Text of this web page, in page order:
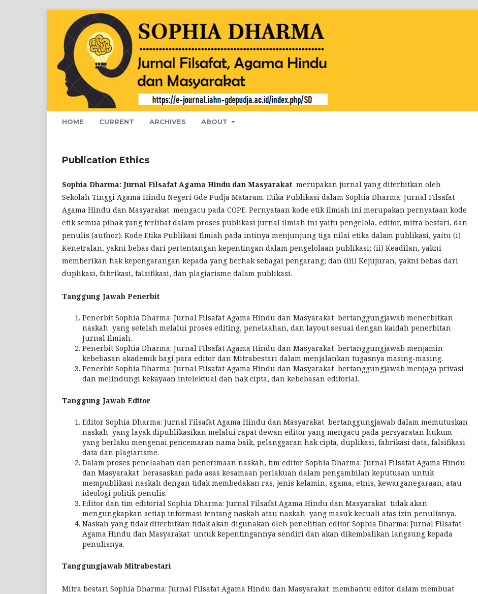
HOME CURRENT ARCHIVES ABOUT
Publication Ethics
Sophia Dharma: Jurnal Filsafat Agama Hindu dan Masyarakat merupakan jurnal yang diterbitkan oleh
Sekolah Tinggi Agama Hindu Negeri Gde Pudja Mataram. Etika Publikasi dalam Sophia Dharma: Jurnal Filsafat
Agama Hindu dan Masyarakat mengacu pada COPE. Pernyataan kode etik ilmiah ini merupakan pernyataan kode
etik semua pihak yang terlibat dalam proses publikasi jurnal ilmiah ini yaitu pengelola, editor, mitra bestari, dan
penulis (author). Kode Etika Publikasi Ilmiah pada intinya menjunjung tiga nilai etika dalam publikasi, yaitu (i)
Kenetralan, yakni bebas dari pertentangan kepentingan dalam pengelolaan publikasi; (ii) Keadilan, yakni
memberikan hak kepengarangan kepada yang berhak sebagai pengarang; dan (iii) Kejujuran, yakni bebas dari
duplikasi, fabrikasi, falsifikasi, dan plagiarisme dalam publikasi.
Tanggung Jawab Penerbit
Penerbit Sophia Dharma: Jurnal Filsafat Agama Hindu dan Masyarakat bertanggungjawab menerbitkan
naskah yang setelah melalui proses editing, penelaahan, dan layout sesuai dengan kaidah penerbitan
Jurnal Ilmiah.
Penerbit Sophia Dharma: Jurnal Filsafat Agama Hindu dan Masyarakat bertanggungjawab menjamin
kebebasan akademik bagi para editor dan Mitrabestari dalam menjalankan tugasnya masing-masing.
Penerbit Sophia Dharma: Jurnal Filsafat Agama Hindu dan Masyarakat bertanggungjawab menjaga privasi
dan melindungi kekayaan intelektual dan hak cipta, dan kebebasan editorial.
Tanggung Jawab Editor
Editor Sophia Dharma: Jurnal Filsafat Agama Hindu dan Masyarakat bertanggungjawab dalam memutuskan
naskah yang layak dipublikasikan melalui rapat dewan editor yang mengacu pada persyaratan hukum
yang berlaku mengenai pencemaran nama baik, pelanggaran hak cipta, duplikasi, fabrikasi data, falsifikasi
data dan plagiarisme.
Dalam proses penelaahan dan penerimaan naskah, tim editor Sophia Dharma: Jurnal Filsafat Agama Hindu
dan Masyarakat berasaskan pada asas kesamaan perlakuan dalam pengambilan keputusan untuk
mempublikasi naskah dengan tidak membedakan ras, jenis kelamin, agama, etnis, kewarganegaraan, atau
ideologi politik penulis.
Editor dan tim editorial Sophia Dharma: Jurnal Filsafat Agama Hindu dan Masyarakat tidak akan
mengungkapkan setiap informasi tentang naskah atau naskah yang masuk kecuali atas izin penulisnya.
Naskah yang tidak diterbitkan tidak akan digunakan oleh penelitian editor Sophia Dharma: Jurnal Filsafat
Agama Hindu dan Masyarakat untuk kepentingannya sendiri dan akan dikembalikan langsung kepada
penulisnya.
Tanggungjawab Mitrabestari
Mitra bestari Sophia Dharma: Jurnal Filsafat Agama Hindu dan Masyarakat membantu editor dalam membuat